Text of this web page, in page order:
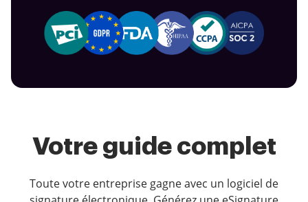
Votre guide complet
Toute votre entreprise gagne avec un logiciel de